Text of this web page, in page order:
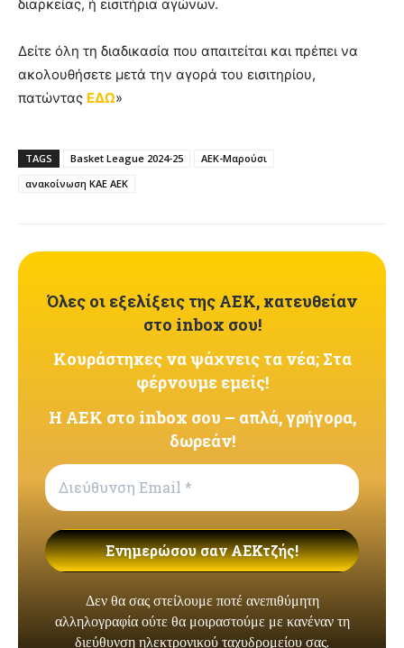
διαρκείας, ή εισιτήρια αγώνων.
Δείτε όλη τη διαδικασία που απαιτείται και πρέπει να
ακολουθήσετε μετά την αγορά του εισιτηρίου,
πατώντας ΕΔΩ»
TAGS Basket League 2024-25
ΑΕΚ-Μαρούσι
ανακοίνωση ΚΑΕ ΑΕΚ